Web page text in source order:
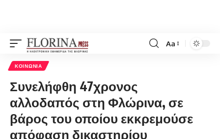
Font
Aa
ΚΟΙΝΩΝΊΑ
Συνελήφθη 47χρονος
αλλοδαπός στη Φλώρινα, σε
βάρος του οποίου εκκρεμούσε
απόφαση δικαστηρίου